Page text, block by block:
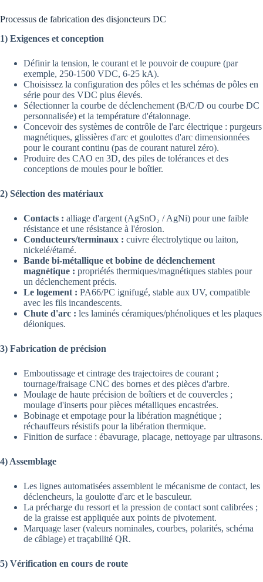
Processus de fabrication des disjoncteurs DC
1) Exigences et conception
Définir la tension, le courant et le pouvoir de coupure (par
exemple, 250-1500 VDC, 6-25 kA).
Choisissez la configuration des pôles et les schémas de pôles en
série pour des VDC plus élevés.
Sélectionner la courbe de déclenchement (B/C/D ou courbe DC
personnalisée) et la température d'étalonnage.
Concevoir des systèmes de contrôle de l'arc électrique : purgeurs
magnétiques, glissières d'arc et goulottes d'arc dimensionnées
pour le courant continu (pas de courant naturel zéro).
Produire des CAO en 3D, des piles de tolérances et des
conceptions de moules pour le boîtier.
2) Sélection des matériaux
Contacts : alliage d'argent (AgSnO₂ / AgNi) pour une faible
résistance et une résistance à l'érosion.
Conducteurs/terminaux : cuivre électrolytique ou laiton,
nickelé/étamé.
Bande bi-métallique et bobine de déclenchement
magnétique : propriétés thermiques/magnétiques stables pour
un déclenchement précis.
Le logement : PA66/PC ignifugé, stable aux UV, compatible
avec les fils incandescents.
Chute d'arc : les laminés céramiques/phénoliques et les plaques
déioniques.
3) Fabrication de précision
Emboutissage et cintrage des trajectoires de courant ;
tournage/fraisage CNC des bornes et des pièces d'arbre.
Moulage de haute précision de boîtiers et de couvercles ;
moulage d'inserts pour pièces métalliques encastrées.
Bobinage et empotage pour la libération magnétique ;
réchauffeurs résistifs pour la libération thermique.
Finition de surface : ébavurage, placage, nettoyage par ultrasons.
4) Assemblage
Les lignes automatisées assemblent le mécanisme de contact, les
déclencheurs, la goulotte d'arc et le basculeur.
La précharge du ressort et la pression de contact sont calibrées ;
de la graisse est appliquée aux points de pivotement.
Marquage laser (valeurs nominales, courbes, polarités, schéma
de câblage) et traçabilité QR.
5) Vérification en cours de route